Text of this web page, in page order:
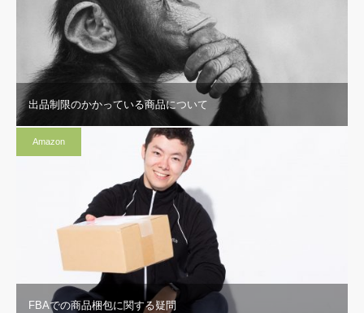
出品制限のかかっている商品について
Amazon
FBAでの商品梱包に関する疑問